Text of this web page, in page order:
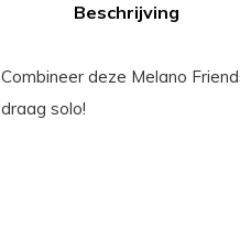
Beschrijving
Combineer deze Melano
draag solo!